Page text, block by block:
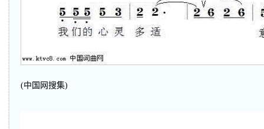
(中国网搜集)